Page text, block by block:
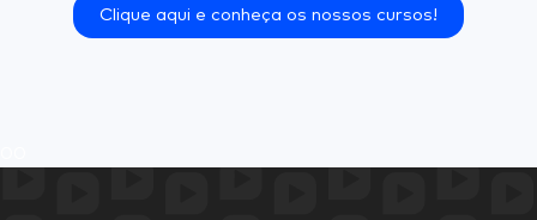
Clique aqui e conheça os nossos cursos!